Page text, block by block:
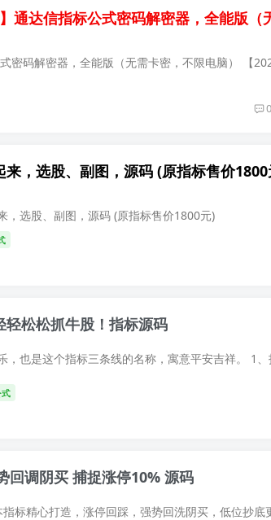
通达信指标公式密码解密器，全能版（
0
来，选股、副图，源码 (原指标售价
选股、副图，源码 (原指标售价1800元)
松松抓牛股！指标源码
回调阴买 捕捉涨停10% 源码